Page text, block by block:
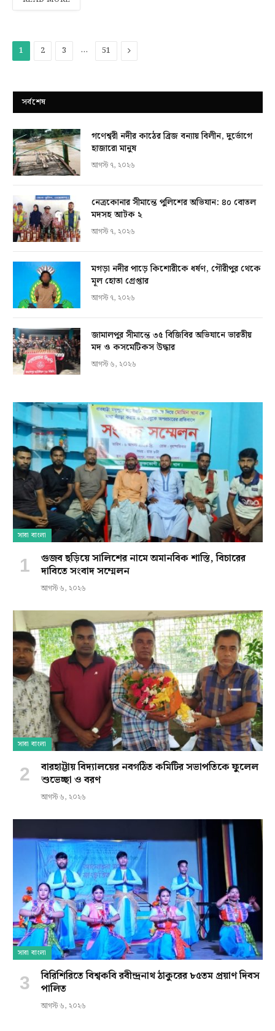
1 2 3 … 51 Next
সর্বশেষ
গণেশ্বরী নদীর কাঠের ব্রিজ বন্যায় বিলীন, দুর্ভোগে
হাজারো মানুষ
আগস্ট ৭, ২০২৬
নেত্রকোনার সীমান্তে পুলিশের অভিযান: ৪০ বোতল
মদসহ আটক ২
আগস্ট ৭, ২০২৬
মগড়া নদীর পাড়ে কিশোরীকে ধর্ষণ, গৌরীপুর থেকে
মূল হোতা গ্রেপ্তার
আগস্ট ৭, ২০২৬
জামালপুর সীমান্তে ৩৫ বিজিবির অভিযানে ভারতীয়
মদ ও কসমেটিকস উদ্ধার
আগস্ট ৬, ২০২৬
সারা বাংলা
গুজব ছড়িয়ে সালিশের নামে অমানবিক শাস্তি, বিচারের
দাবিতে সংবাদ সম্মেলন
আগস্ট ৬, ২০২৬
সারা বাংলা
বারহাট্টায় বিদ্যালয়ের নবগঠিত কমিটির সভাপতিকে ফুলেল
শুভেচ্ছা ও বরণ
আগস্ট ৬, ২০২৬
সারা বাংলা
বিরিশিরিতে বিশ্বকবি রবীন্দ্রনাথ ঠাকুরের ৮৫তম প্রয়াণ দিবস
পালিত
আগস্ট ৬, ২০২৬